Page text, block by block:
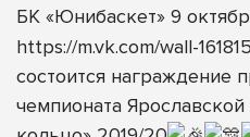
БК «Юнибаскет» 9
https://m.vk.com/wall-
состоится награждение
чемпионата Ярославской